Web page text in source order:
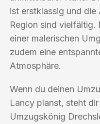
ist erstklassig und
Region sind vielfältig.
einer malerischen
zudem eine
Atmosphäre.
Wenn du deinen
Lancy planst, steht
Umzugskönig